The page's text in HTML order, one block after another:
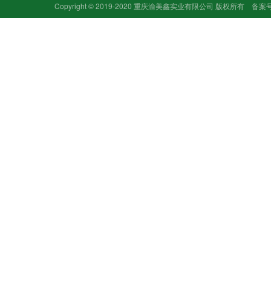
Copyright © 2019-2020 重庆渝美鑫实业有限公司 版权所有 备案